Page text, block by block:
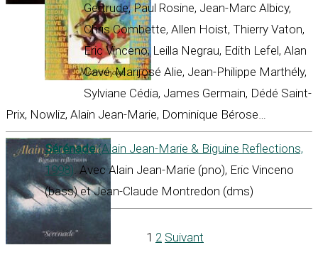
Gertrude, Paul Rosine, Jean-Marc Albicy,
Chris Combette, Allen Hoist, Thierry Vaton,
Eric Vinceno, Leilla Negrau, Edith Lefel, Alan
Cavé, Marijosé Alie, Jean-Philippe Marthély,
Sylviane Cédia, James Germain, Dédé Saint-
Prix, Nowliz, Alain Jean-Marie, Dominique Bérose…
Sérénade(Alain Jean-Marie & Biguine Reflections,
1998). Avec Alain Jean-Marie (pno), Eric Vinceno
(bass) et Jean-Claude Montredon (dms)
1 2 Suivant